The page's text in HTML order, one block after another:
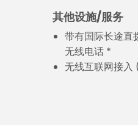
其他设施/服务
带有国际长途直
无线电话 *
无线互联网接入